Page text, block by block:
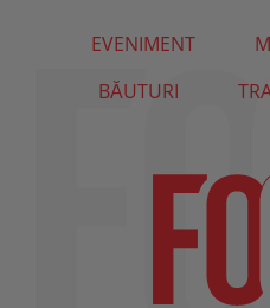
EVENIMENT
BĂUTURI